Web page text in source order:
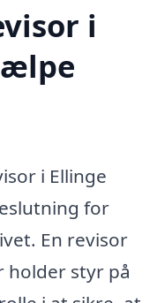
i
i Ellinge
for
En revisor
holder styr på